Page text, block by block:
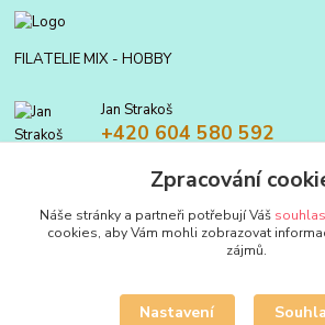
FILATELIE MIX - HOBBY
Jan Strakoš
+420 604 580 592
filatelie.mix@seznam.czZpracování
Náše stránky a partneři potřebují Váš souhlas
cookies, aby Vám mohli zobrazovat
zájmů.
Nastavení